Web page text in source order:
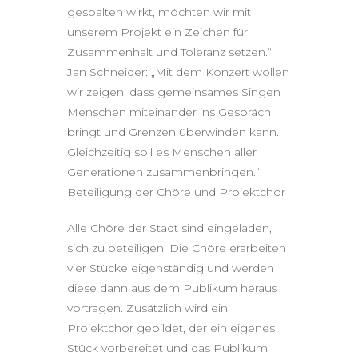
gespalten wirkt, möchten wir mit
unserem Projekt ein Zeichen für
Zusammenhalt und Toleranz setzen.“
Jan Schneider: „Mit dem Konzert wollen
wir zeigen, dass gemeinsames Singen
Menschen miteinander ins Gespräch
bringt und Grenzen überwinden kann.
Gleichzeitig soll es Menschen aller
Generationen zusammenbringen.“
Beteiligung der Chöre und Projektchor
Alle Chöre der Stadt sind eingeladen,
sich zu beteiligen. Die Chöre erarbeiten
vier Stücke eigenständig und werden
diese dann aus dem Publikum heraus
vortragen. Zusätzlich wird ein
Projektchor gebildet, der ein eigenes
Stück vorbereitet und das Publikum